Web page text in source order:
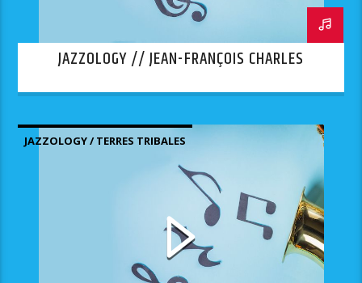
JAZZOLOGY // JEAN-FRANÇOIS CHARLES
JAZZOLOGY / TERRES TRIBALES